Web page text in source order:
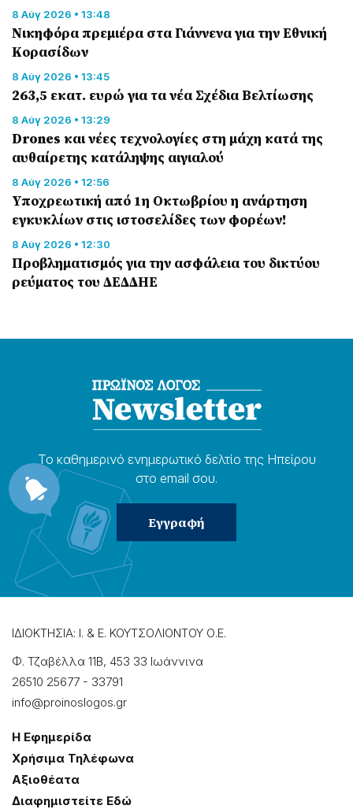
8 Αύγ 2026 • 13:48
Nικηφόρα πρεμιέρα στα Γιάννενα για την Εθνική
Κορασίδων
8 Αύγ 2026 • 13:45
263,5 εκατ. ευρώ για τα νέα Σχέδια Βελτίωσης
8 Αύγ 2026 • 13:29
Drones και νέες τεχνολογίες στη μάχη κατά της
αυθαίρετης κατάληψης αιγιαλού
8 Αύγ 2026 • 12:56
Υποχρεωτική από 1η Οκτωβρίου η ανάρτηση
εγκυκλίων στις ιστοσελίδες των φορέων!
8 Αύγ 2026 • 12:30
Προβληματισμός για την ασφάλεια του δικτύου
ρεύματος του ΔΕΔΔΗΕ
Το καθημερɩνό ενημερωτɩκό δελτίο της Ηπείρου
στο email σου.
ΙΔΙΟΚΤΗΣΙΑ: Ι. & Ε. ΚΟΥΤΣΟΛΙΟΝΤΟΥ Ο.Ε.
Φ. Τζαβέλλα 11Β, 453 33 Ιωάννɩνα
26510 25677 - 33791
info@proinoslogos.gr
Η Εφημερίδα
Χρήσɩμα Τηλέφωνα
Αξɩοθέατα
Δɩαφημɩστείτε Εδώ